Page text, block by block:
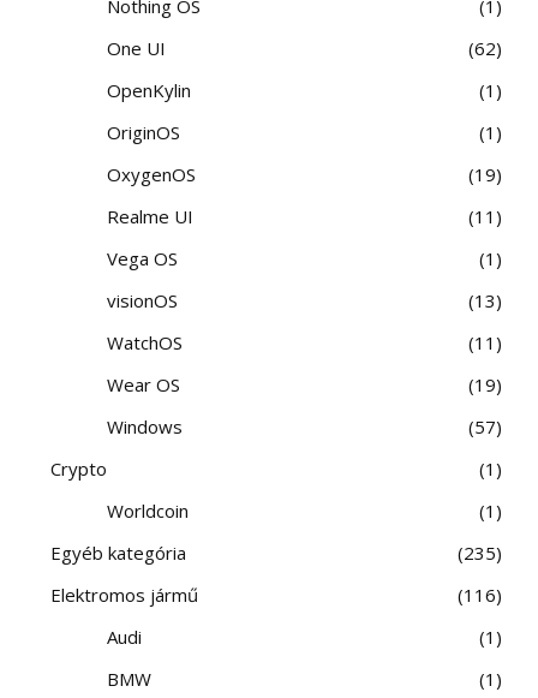
Nothing OS
1
One UI
62
OpenKylin
1
OriginOS
1
OxygenOS
19
Realme UI
11
Vega OS
1
visionOS
13
WatchOS
11
Wear OS
19
Windows
57
Crypto
1
Worldcoin
1
Egyéb kategória
235
Elektromos jármű
116
Audi
1
BMW
1